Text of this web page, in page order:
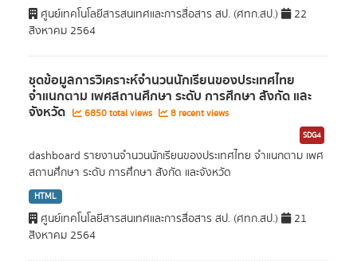
ศูนย์เทคโนโลยีสารสนเทศและการสื่อสาร สป. (ศทก.สป.)
22
สิงหาคม 2564
ชุดข้อมูลการวิเคราะห์จำนวนนักเรียนของประเทศไทย
จำแนกตาม เพศสถานศึกษา ระดับ การศึกษา สังกัด และ
จังหวัด 6850 total views 8 recent views
SDG4
dashboard รายงานจำนวนนักเรียนของประเทศไทย จำแนกตาม เพศ
สถานศึกษา ระดับ การศึกษา สังกัด และจังหวัด
HTML
ศูนย์เทคโนโลยีสารสนเทศและการสื่อสาร สป. (ศทก.สป.)
21
สิงหาคม 2564